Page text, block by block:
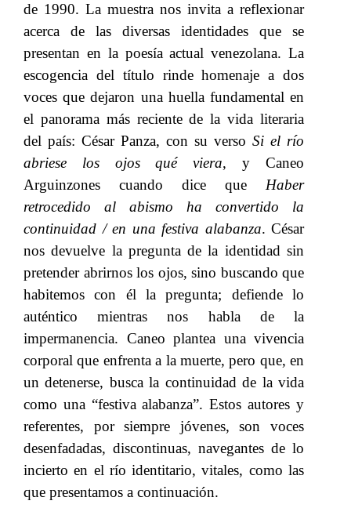
de 1990. La muestra nos invita a reflexionar
acerca de​​ las diversas identidades que se
presentan en la poesía​​actual venezolana. La
escogencia del título rinde homenaje a dos
voces que dejaron una huella fundamental en
el panorama más reciente de la vida literaria
del país: César Panza, con su verso​​ Si el río
abriese los ojos qué viera, y Caneo
Arguinzones cuando dice que​​ Haber
retrocedido al abismo ha convertido la
continuidad / en una festiva alabanza. César
nos devuelve la pregunta de la identidad sin
pretender abrirnos los ojos, sino buscando que
habitemos con él la pregunta; defiende lo
auténtico mientras nos habla de la
impermanencia. ​​ Caneo plantea una​​ vivencia
corporal que enfrenta a la muerte, pero que, en
un detenerse, busca la continuidad de la vida
como una “festiva alabanza”. Estos autores y
referentes, por siempre jóvenes, son voces
desenfadadas, discontinuas, navegantes de lo
incierto en el río identitario, vitales, como las
que presentamos a continuación.